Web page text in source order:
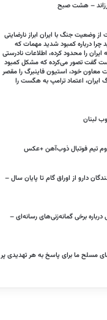
وضعیت جنگ با ایران ابراز نارضایتی
چرا درباره کمبود شدید مهمات که
ایران را محدود کرده، اطلاعات نادرستی
گفت تصور می‌کرده که مشکل کمبود
خود، استیون فاینبرگ را مقصر
اعتماد ترامپ به هگست را
لبنان
تیم فوتبال ذوب‌آهن +عکس
دارو از اوراق گام تا پایان سال –
درباره برخی گمانه‌زنی‌های رسانه‌ای –
مسلح ما برای پاسخ به هر تهدیدی پر